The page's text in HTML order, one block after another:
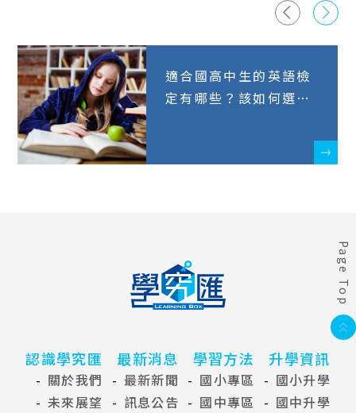
適合國高中生的英語檢
定有哪些？該如何選
Page Top
認識學究匯
關於我們
未來展望
最新消息
最新新聞
訊息公告
學習方法
國小專區
國中專區
升學資訊
國小升學
國中升學